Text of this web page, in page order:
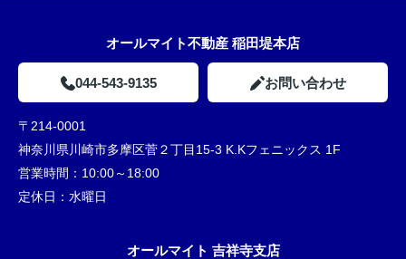
オールマイト不動産 稲田堤本店
044-543-9135 お問い合わせ
〒214-0001
神奈川県川崎市多摩区菅２丁目15-3 K.Kフェニックス 1F
営業時間： 10:00～18:00
定休日： 水曜日
オールマイト 吉祥寺支店